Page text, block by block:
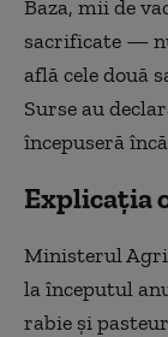
Baza, mii de
sacrificate —
află cele două
Surse au
începuseră
Explicația
Ministerul
la începutul
rabie și